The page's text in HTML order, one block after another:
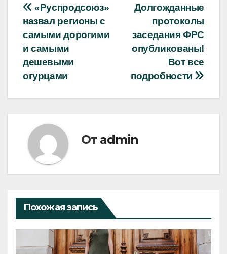
Навигация
по
записям
Долгожданные
протоколы
заседания ФРС
опубликованы!
Вот все
подробности
«Руспродсоюз»
назвал регионы с
самыми дорогими
и самыми
дешевыми
огурцами
От admin
Похожая запись